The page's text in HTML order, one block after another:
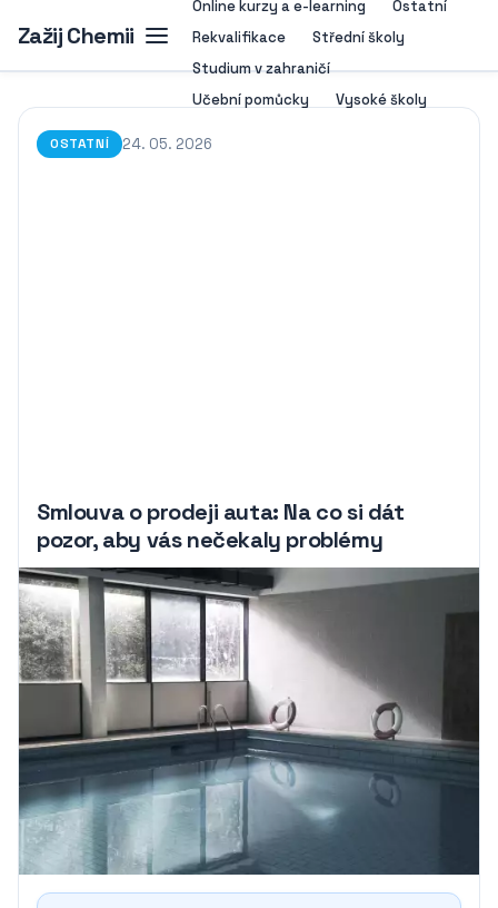
Zažij Chemii
Online kurzy a e-learning
Ostatní
Rekvalifikace
Střední školy
Studium v zahraničí
Učební pomůcky
Vysoké školy
OSTATNÍ 24. 05. 2026
Smlouva o prodeji auta: Na co si dát
pozor, aby vás nečekaly problémy